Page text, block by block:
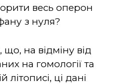
весь оперон
з нуля?
на відміну від
на гомології та
літописі, ці дані